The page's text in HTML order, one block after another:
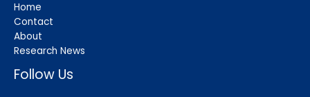
Home
Contact
About
Research News
Follow Us